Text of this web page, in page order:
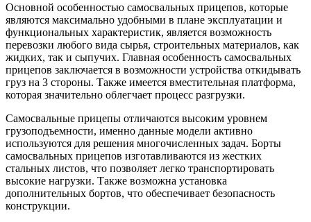
Основной особенностью самосвальных прицепов, которые
являются максимально удобными в плане эксплуатации и
функциональных характеристик, является возможность
перевозки любого вида сырья, строительных материалов, как
жидких, так и сыпучих. Главная особенность самосвальных
прицепов заключается в возможности устройства откидывать
груз на 3 стороны. Также имеется вместительная платформа,
которая значительно облегчает процесс разгрузки.
Самосвальные прицепы отличаются высоким уровнем
грузоподъемности, именно данные модели активно
используются для решения многочисленных задач. Борты
самосвальных прицепов изготавливаются из жестких
стальных листов, что позволяет легко транспортировать
высокие нагрузки. Также возможна установка
дополнительных бортов, что обеспечивает безопасность
конструкции.